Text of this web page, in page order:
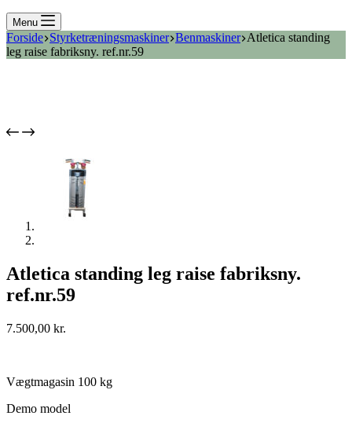
Menu
Forside Styrketræningsmaskiner Benmaskiner Atletica standing
leg raise fabriksny. ref.nr.59
Atletica standing leg raise fabriksny.
ref.nr.59
7.500,00 kr.
Vægtmagasin 100 kg
Demo model